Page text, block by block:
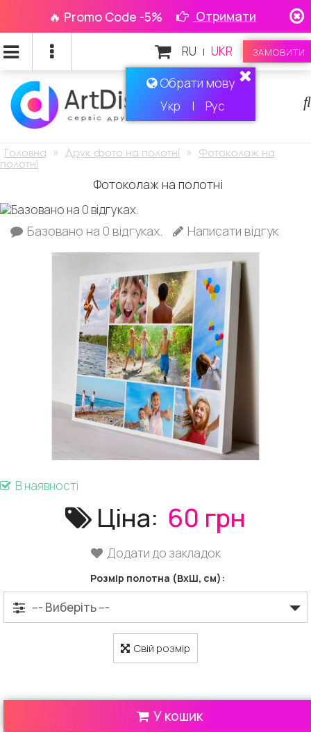
🔥 Promo Code -5% Отримати
Обрати мову
Укр | Рус
ЗАМОВИТИ
RU | UKR
Головна » Друк фото на полотні »
Фотоколаж на
полотні
Фотоколаж на полотні
Базовано на 0 відгуках. Написати відгук
В наявності
Ціна: 60 ​​грн
Додати до закладок
Розмір полотна (ВхШ, см):
Свій розмір
У кошик